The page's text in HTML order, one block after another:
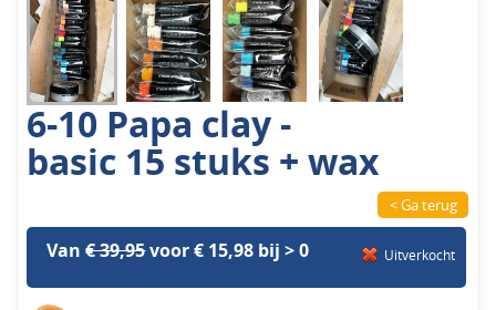
6-10 Papa clay -
basic 15 stuks + wax
< Ga terug
Van€ 39,95voor € 15,98 bij > 0 Uitverkocht